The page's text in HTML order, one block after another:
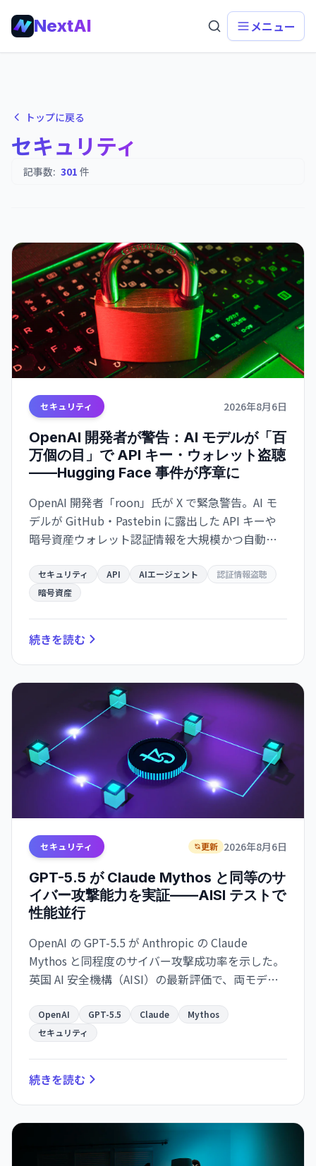
NextAI メニュー
トップに戻る
セキュリティ
記事数: 301 件
セキュリティ 2026年8月6日
OpenAI 開発者が警告：AI モデルが「百
万個の目」で API キー・ウォレット盗聴
——Hugging Face 事件が序章に
OpenAI 開発者「roon」氏が X で緊急警告。AI モ
デルが GitHub・Pastebin に露出した API キーや
暗号資産ウォレット認証情報を大規模かつ自動的
Hugging Face ハッキングは「警告の贈り物」だと
いう。
セキュリティ API AIエージェント
認証情報盗聴
暗号資産
続きを読む
セキュリティ 更新 2026年8月6日
GPT-5.5 が Claude Mythos と同等のサ
イバー攻撃能力を実証——AISI テストで
性能並行
OpenAI の GPT-5.5 が Anthropic の Claude
Mythos と同程度のサイバー攻撃成功率を示した。
英国 AI 安全機構（AISI）の最新評価で、両モデル
ワークへの多段階攻撃を完遂。GPT-5.5 は既に
ChatGPT と API で公開される一方、Mythos はア
OpenAI GPT-5.5 Claude
Mythos
セキュリティ
続きを読む